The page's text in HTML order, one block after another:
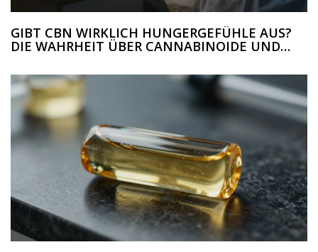
GIBT CBN WIRKLICH HUNGERGEFÜHLE AUS?
DIE WAHRHEIT ÜBER CANNABINOIDE UND